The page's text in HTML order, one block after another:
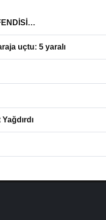
uçtu: 5 yaralı